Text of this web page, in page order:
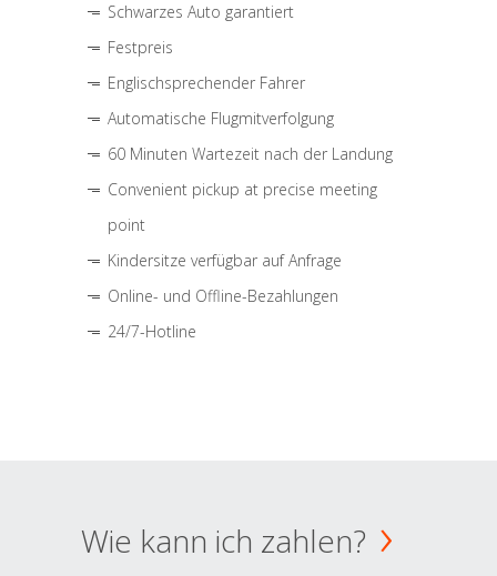
Schwarzes Auto garantiert
Festpreis
Englischsprechender Fahrer
Automatische Flugmitverfolgung
60 Minuten Wartezeit nach der Landung
Convenient pickup at precise meeting
point
Kindersitze verfügbar auf Anfrage
Online- und Offline-Bezahlungen
24/7-Hotline
Wie kann ich zahlen?